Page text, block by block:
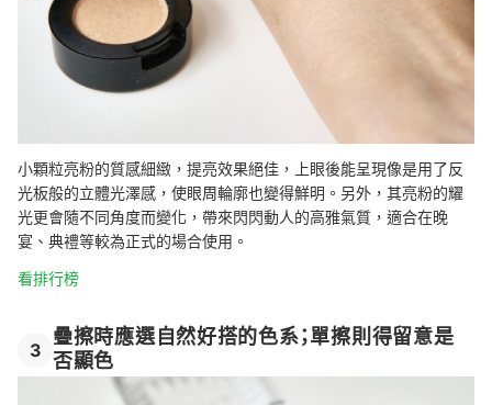
小顆粒亮粉的質感細緻，提亮效果絕佳，上眼後能呈現像是用了反
光板般的立體光澤感，使眼周輪廓也變得鮮明。另外，其亮粉的耀
光更會隨不同角度而變化，帶來閃閃動人的高雅氣質，適合在晚
宴、典禮等較為正式的場合使用。
看排行榜
3
疊擦時應選自然好搭的色系；單擦則得留意是
否顯色